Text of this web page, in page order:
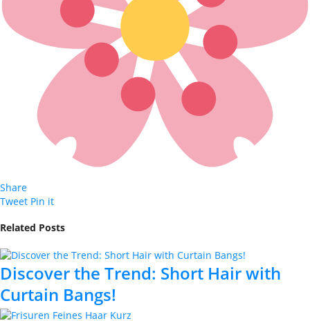
Share
Tweet Pin it
Related Posts
Discover the Trend: Short Hair with
Curtain Bangs!